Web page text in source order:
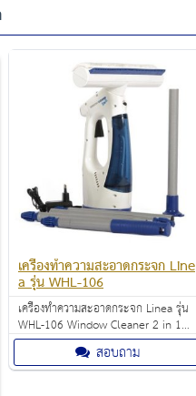
เครื่องทำความสะอาดกระจก Line
a รุ่น WHL-106
เครื่องทำความสะอาดกระจก Linea รุ่น
WHL-106 Window Cleaner 2 in 1
ราคา 2,980.00 บาท ใช้ได้หลากหลาย
กับพื้นที่ที่เป็นกระจก เช่น กระจก
หน้าต่าง กระจกโต๊ะกินข้าว กระจกโต๊ะ
สอบถาม